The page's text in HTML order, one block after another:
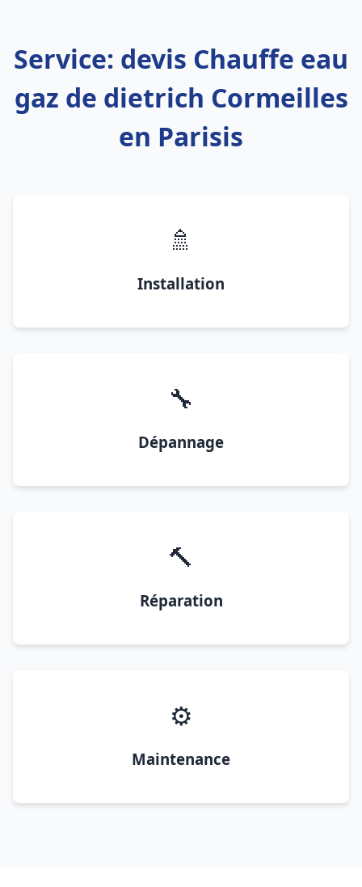
Service: devis Chauffe eau
gaz de dietrich Cormeilles
en Parisis
🚿
Installation
🔧
Dépannage
🔨
Réparation
⚙️
Maintenance